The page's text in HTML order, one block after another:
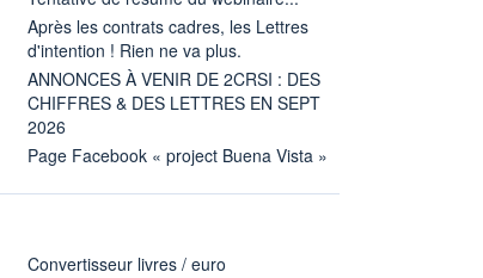
Après les contrats cadres, les Lettres
d'intention ! Rien ne va plus.
ANNONCES À VENIR DE 2CRSI : DES
CHIFFRES & DES LETTRES EN SEPT
2026
Page Facebook « project Buena Vista »
Convertisseur livres / euro